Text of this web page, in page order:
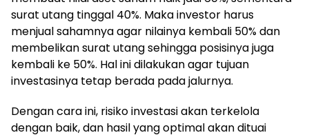
surat utang tinggal 40%. Maka investor harus
menjual sahamnya agar nilainya kembali 50% dan
membelikan surat utang sehingga posisinya juga
kembali ke 50%. Hal ini dilakukan agar tujuan
investasinya tetap berada pada jalurnya.
Dengan cara ini, risiko investasi akan terkelola
dengan baik, dan hasil yang optimal akan dituai